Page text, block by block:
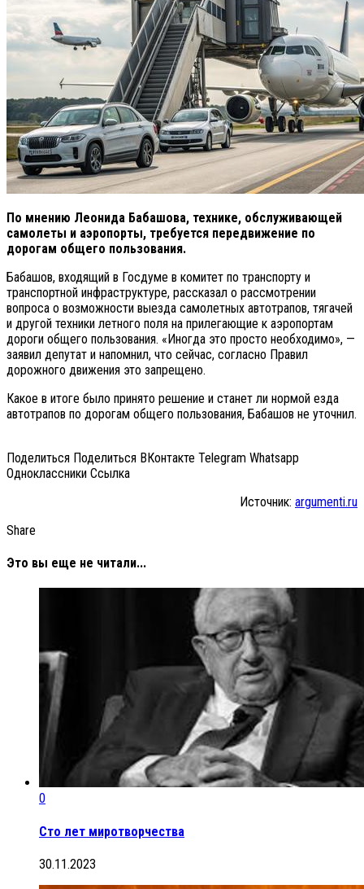
По мнению Леонида Бабашова, технике, обслуживающей
самолеты и аэропорты, требуется передвижение по
дорогам общего пользования.
Бабашов, входящий в Госдуме в комитет по транспорту и
транспортной инфраструктуре, рассказал о рассмотрении
вопроса о возможности выезда самолетных автотрапов, тягачей
и другой техники летного поля на прилегающие к аэропортам
дороги общего пользования. «Иногда это просто необходимо», —
заявил депутат и напомнил, что сейчас, согласно Правил
дорожного движения это запрещено.
Какое в итоге было принято решение и станет ли нормой езда
автотрапов по дорогам общего пользования, Бабашов не уточнил.
Поделиться Поделиться ВКонтакте Telegram Whatsapp
Одноклассники Cсылка
Источник: argumenti.ru
Share
Это вы еще не читали...
0
Сто лет миротворчества
30.11.2023